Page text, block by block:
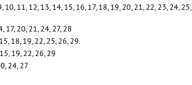
10, 11, 12, 13, 14, 15, 16, 17, 18, 19, 20, 21, 22, 23, 24, 25,
17, 20, 21, 24, 27, 28
18, 19, 22, 25, 26, 29
19, 22, 26, 29
24, 27